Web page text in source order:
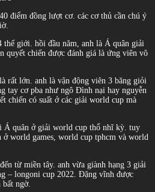
điểm đồng lượt cơ. các cơ thủ cần chú ý
thế giới. hồi đầu năm, anh là Á quân giải
quyết chiến được đánh giá là ứng viên vô
rất lớn. anh là vận động viên 3 băng giỏi
tay cơ pba như ngô Đình nại hay nguyễn
chiến có suất ở các giải world cup mà
Á quân ở giải world cup thổ nhĩ kỳ. tuy
ở world games, world cup tphcm và world
từ miền tây. anh vừa giành hạng 3 giải
– longoni cup 2022. Đặng vĩnh được
ngờ.